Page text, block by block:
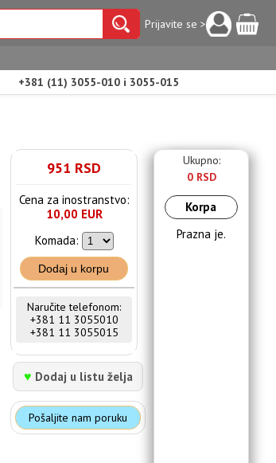
Prijavite se >
+381 (11) 3055-010 i 3055-015
951 RSD
Cena za inostranstvo:
10,00 EUR
Komada:
Dodaj u korpu
Naručite telefonom:
+381 11 3055010
+381 11 3055015
♥ Dodaj u listu želja
Pošaljite nam poruku
Ukupno:
0 RSD
Korpa
Prazna je.